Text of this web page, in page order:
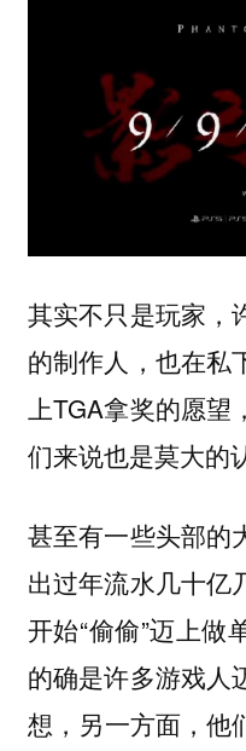
其实不只是玩家，
的制作人，也在私
上TGA拿奖的愿
们来说也是莫大的
甚至有一些头部的
出过年流水几十亿
开始“偷偷”迈上做
的确是许多游戏人
想，另一方面，他